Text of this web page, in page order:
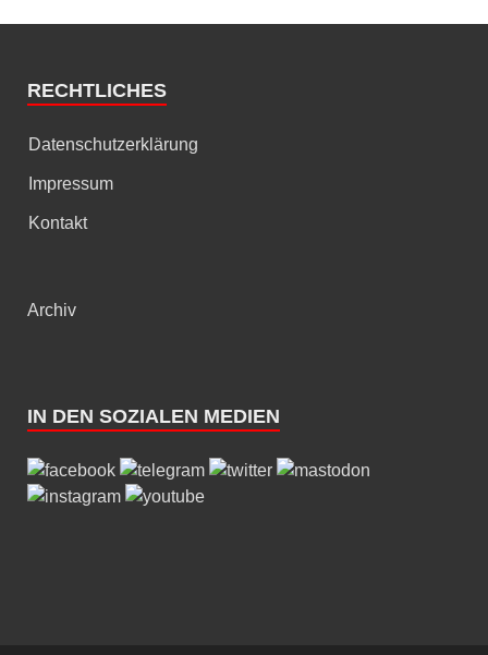
RECHTLICHES
Datenschutzerklärung
Impressum
Kontakt
Archiv
IN DEN SOZIALEN MEDIEN